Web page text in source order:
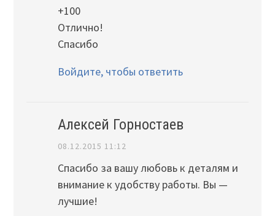
+100
Отлично!
Спасибо
Войдите, чтобы ответить
Алексей Горностаев
08.12.2015 11:12
Спасибо за вашу любовь к деталям и
внимание к удобству работы. Вы —
лучшие!